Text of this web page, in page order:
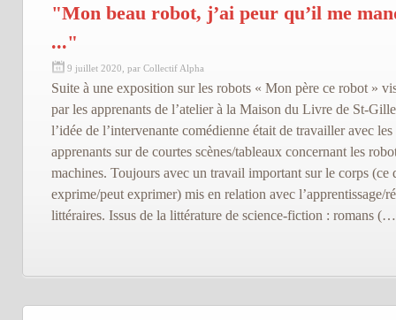
"Mon beau robot, j’ai peur qu’il me
..."
9 juillet 2020, par Collectif Alpha
Suite à une exposition sur les robots « Mon père ce robot »
par les apprenants de l’atelier à la Maison du Livre de St-
l’idée de l’intervenante comédienne était de travailler avec les
apprenants sur de courtes scènes/tableaux concernant les
machines. Toujours avec un travail important sur le corps (ce
exprime/peut exprimer) mis en relation avec l’apprentissage/
littéraires. Issus de la littérature de science-fiction : romans